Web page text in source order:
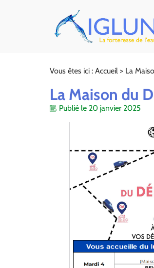
Vous êtes ici : Accueil > La
La Maison du
Publié le 20 janvier 2025